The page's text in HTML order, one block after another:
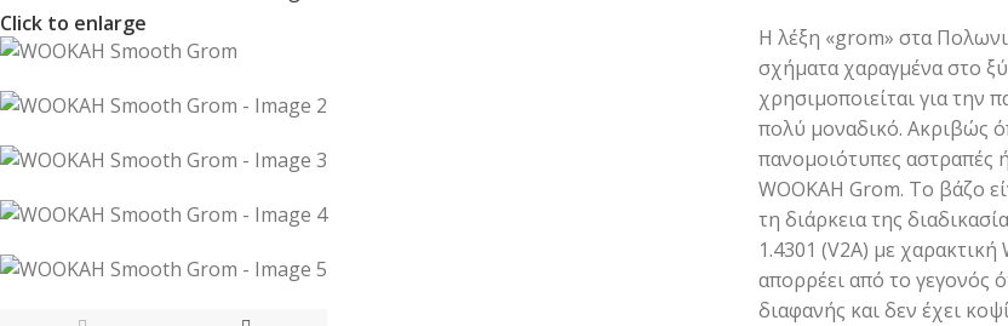
Click to enlarge
Η λέξη «grom» στα
σχήματα χαραγμένα στο
χρησιμοποιείται για την
πολύ μοναδικό. Ακριβώς
πανομοιότυπες αστραπές
WOOKAH Grom. Το βάζο
τη διάρκεια της
1.4301 (V2A) με χαρακτική
απορρέει από το γεγονός
διαφανής και δεν έχει